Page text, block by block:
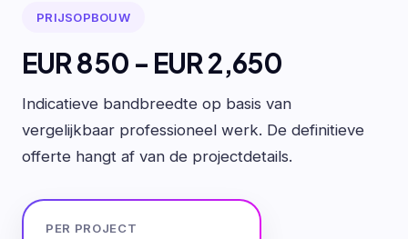
PRIJSOPBOUW
EUR 850 - EUR 2,650
Indicatieve bandbreedte op basis van
vergelijkbaar professioneel werk. De definitieve
offerte hangt af van de projectdetails.
PER PROJECT